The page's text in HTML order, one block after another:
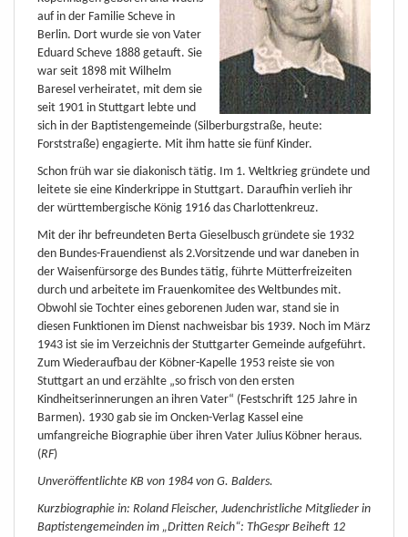
auf in der Familie Scheve in
Berlin. Dort wurde sie von Vater
Eduard Scheve 1888 getauft. Sie
war seit 1898 mit Wilhelm
Baresel verheiratet, mit dem sie
seit 1901 in Stuttgart lebte und
sich in der Baptistengemeinde (Silberburgstraße, heute:
Forststraße) engagierte. Mit ihm hatte sie fünf Kinder.
Schon früh war sie diakonisch tätig. Im 1. Weltkrieg gründete und
leitete sie eine Kinderkrippe in Stuttgart. Daraufhin verlieh ihr
der württembergische König 1916 das Charlottenkreuz.
Mit der ihr befreundeten Berta Gieselbusch gründete sie 1932
den Bundes-Frauendienst als 2.Vorsitzende und war daneben in
der Waisenfürsorge des Bundes tätig, führte Mütterfreizeiten
durch und arbeitete im Frauenkomitee des Weltbundes mit.
Obwohl sie Tochter eines geborenen Juden war, stand sie in
diesen Funktionen im Dienst nachweisbar bis 1939. Noch im März
1943 ist sie im Verzeichnis der Stuttgarter Gemeinde aufgeführt.
Zum Wiederaufbau der Köbner-Kapelle 1953 reiste sie von
Stuttgart an und erzählte „so frisch von den ersten
Kindheitserinnerungen an ihren Vater“ (Festschrift 125 Jahre in
Barmen). 1930 gab sie im Oncken-Verlag Kassel eine
umfangreiche Biographie über ihren Vater Julius Köbner heraus.
(RF)
Unveröffentlichte KB von 1984 von G. Balders.
Kurzbiographie in: Roland Fleischer, Judenchristliche Mitglieder in
Baptistengemeinden im „Dritten Reich“: ThGespr Beiheft 12